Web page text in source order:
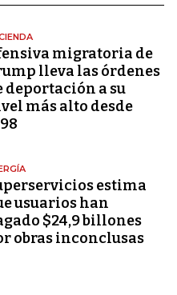
migratoria de
lleva las órdenes
deportación a su
más alto desde
estima
usuarios han
$24,9 billones
obras inconclusas